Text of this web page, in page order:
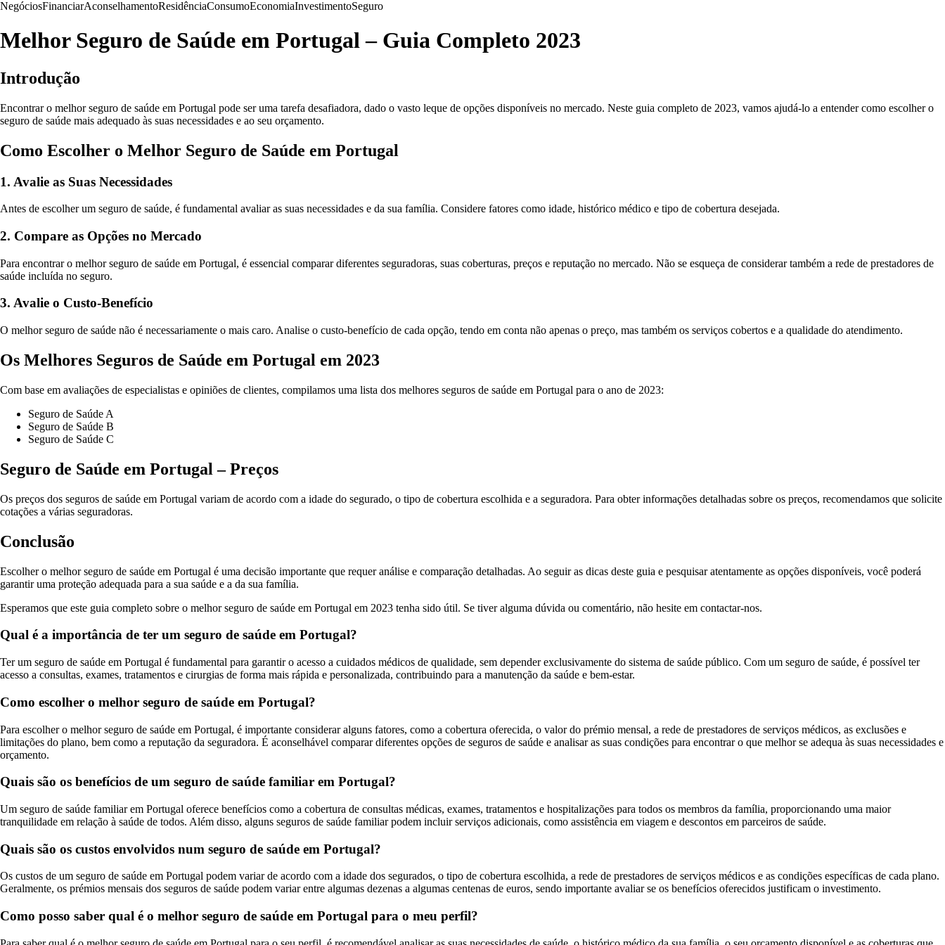
NegóciosFinanciarAconselhamentoResidênciaConsumoEconomiaInvestimentoSeguro
Melhor Seguro de Saúde em Portugal – Guia Completo 2023
Introdução
Encontrar o melhor seguro de saúde em Portugal pode ser uma tarefa desafiadora, dado o vasto leque de opções disponíveis no mercado. Neste guia completo de 2023, vamos ajudá-lo a entender como escolher o
seguro de saúde mais adequado às suas necessidades e ao seu orçamento.
Como Escolher o Melhor Seguro de Saúde em Portugal
1. Avalie as Suas Necessidades
Antes de escolher um seguro de saúde, é fundamental avaliar as suas necessidades e da sua família. Considere fatores como idade, histórico médico e tipo de cobertura desejada.
2. Compare as Opções no Mercado
Para encontrar o melhor seguro de saúde em Portugal, é essencial comparar diferentes seguradoras, suas coberturas, preços e reputação no mercado. Não se esqueça de considerar também a rede de prestadores de
saúde incluída no seguro.
3. Avalie o Custo-Benefício
O melhor seguro de saúde não é necessariamente o mais caro. Analise o custo-benefício de cada opção, tendo em conta não apenas o preço, mas também os serviços cobertos e a qualidade do atendimento.
Os Melhores Seguros de Saúde em Portugal em 2023
Com base em avaliações de especialistas e opiniões de clientes, compilamos uma lista dos melhores seguros de saúde em Portugal para o ano de 2023:
Seguro de Saúde A
Seguro de Saúde B
Seguro de Saúde C
Seguro de Saúde em Portugal – Preços
Os preços dos seguros de saúde em Portugal variam de acordo com a idade do segurado, o tipo de cobertura escolhida e a seguradora. Para obter informações detalhadas sobre os preços, recomendamos que solicite
cotações a várias seguradoras.
Conclusão
Escolher o melhor seguro de saúde em Portugal é uma decisão importante que requer análise e comparação detalhadas. Ao seguir as dicas deste guia e pesquisar atentamente as opções disponíveis, você poderá
garantir uma proteção adequada para a sua saúde e a da sua família.
Esperamos que este guia completo sobre o melhor seguro de saúde em Portugal em 2023 tenha sido útil. Se tiver alguma dúvida ou comentário, não hesite em contactar-nos.
Qual é a importância de ter um seguro de saúde em Portugal?
Ter um seguro de saúde em Portugal é fundamental para garantir o acesso a cuidados médicos de qualidade, sem depender exclusivamente do sistema de saúde público. Com um seguro de saúde, é possível ter
acesso a consultas, exames, tratamentos e cirurgias de forma mais rápida e personalizada, contribuindo para a manutenção da saúde e bem-estar.
Como escolher o melhor seguro de saúde em Portugal?
Para escolher o melhor seguro de saúde em Portugal, é importante considerar alguns fatores, como a cobertura oferecida, o valor do prémio mensal, a rede de prestadores de serviços médicos, as exclusões e
limitações do plano, bem como a reputação da seguradora. É aconselhável comparar diferentes opções de seguros de saúde e analisar as suas condições para encontrar o que melhor se adequa às suas necessidades e
orçamento.
Quais são os benefícios de um seguro de saúde familiar em Portugal?
Um seguro de saúde familiar em Portugal oferece benefícios como a cobertura de consultas médicas, exames, tratamentos e hospitalizações para todos os membros da família, proporcionando uma maior
tranquilidade em relação à saúde de todos. Além disso, alguns seguros de saúde familiar podem incluir serviços adicionais, como assistência em viagem e descontos em parceiros de saúde.
Quais são os custos envolvidos num seguro de saúde em Portugal?
Os custos de um seguro de saúde em Portugal podem variar de acordo com a idade dos segurados, o tipo de cobertura escolhida, a rede de prestadores de serviços médicos e as condições específicas de cada plano.
Geralmente, os prémios mensais dos seguros de saúde podem variar entre algumas dezenas a algumas centenas de euros, sendo importante avaliar se os benefícios oferecidos justificam o investimento.
Como posso saber qual é o melhor seguro de saúde em Portugal para o meu perfil?